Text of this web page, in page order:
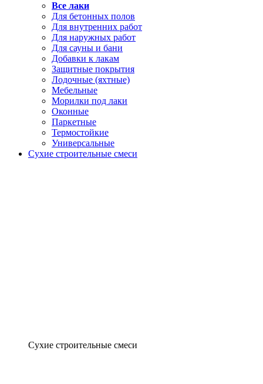
Все лаки
Для бетонных полов
Для внутренних работ
Для наружных работ
Для сауны и бани
Добавки к лакам
Защитные покрытия
Лодочные (яхтные)
Мебельные
Морилки под лаки
Оконные
Паркетные
Термостойкие
Универсальные
Сухие строительные смеси
Сухие строительные смеси